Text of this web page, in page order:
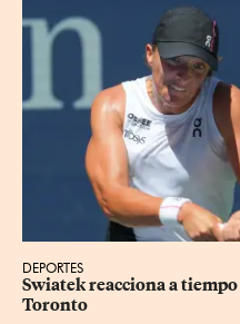
DEPORTES
Swiatek reacciona a
Toronto